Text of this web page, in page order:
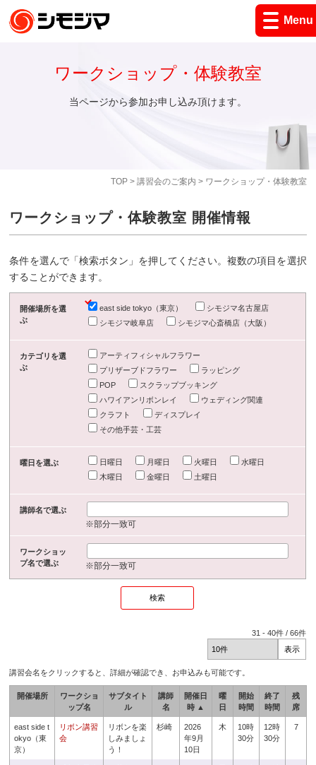
Menu
TOP> 講習会のご案内 > ワークショップ・体験教室
ワークショップ・体験教室
当ページから参加お申し込み頂けます。
ワークショップ・体験教室 開催情報
条件を選んで「検索ボタン」を押してください。複数の項目を選択
することができます。
開催場所を選
ぶ
east side tokyo（東京）
シモジマ名古屋店
シモジマ岐阜店
シモジマ心斎橋店（大阪）
カテゴリを選
ぶ
アーティフィシャルフラワー
プリザーブドフラワー
ラッピング
POP
スクラップブッキング
ハワイアンリボンレイ
ウェディング関連
クラフト
ディスプレイ
その他手芸・工芸
曜日を選ぶ 日曜日 月曜日 火曜日
水曜日
木曜日
金曜日 土曜日
講師名で選ぶ
※部分一致可
ワークショッ
プ名で選ぶ
※部分一致可
31 -40件 /66件
講習会名をクリックすると、詳細が確認でき、お申込みも可能です。
開催場所
ワークショ
ップ名
サブタイト
ル
講師
名
開催日
時 ▲
曜
日
開始
時間
終了
時間
残
席
east side t
okyo（東
京）
リボン講習
会
リボンを楽
しみましょ
う！
杉崎
2026
年9月
10日
木
10時
30分
12時
30分
7